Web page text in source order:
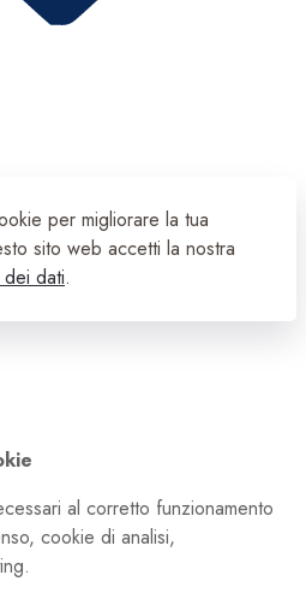
per migliorare la tua
sito web accetti la nostra
dati.
al corretto funzionamento
cookie di analisi,